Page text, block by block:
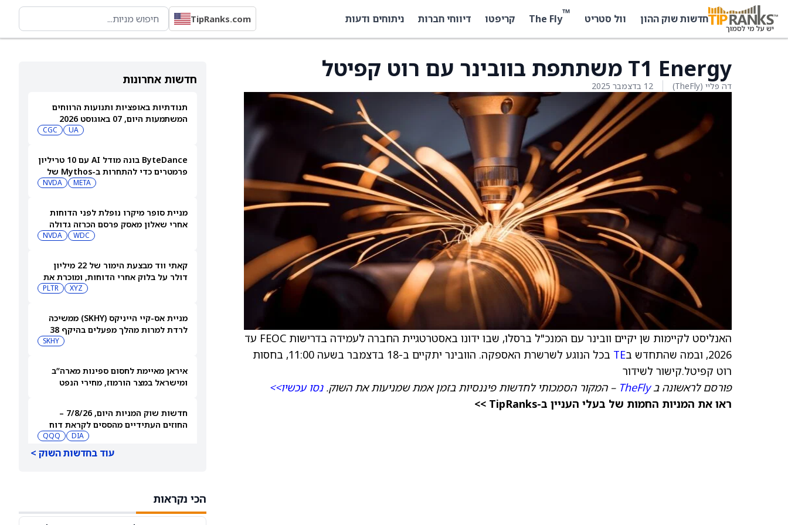
חדשות שוק ההון וול סטריט ™
The Fly קריפטו דיווחי חברות ניתוחים ודעות TipRanks.com
חדשות אחרונות
תנודתיות באופציות ותנועות הרווחים
המשתמעות היום, 07 באוגוסט 2026
UA
CGC
ByteDance בונה מודל AI עם 10 טריליון
פרמטרים כדי להתחרות ב-Mythos של
META
NVDA
מניית סופר מיקרו נופלת לפני הדוחות
אחרי שאלון מאסק פרסם הכרזה גדולה
WDC
NVDA
קאתי ווד מבצעת הימור של 22 מיליון
דולר על בלוק אחרי הדוחות, ומוכרת את
XYZ
PLTR
מניית אס-קיי הייניקס (SKHY) ממשיכה
לרדת למרות מהלך מפעלים בהיקף 38
מיליארד דולר להגדלת קיבולת השבבים
SKHY
איראן מאיימת לחסום ספינות מארה”ב
ומישראל במצר הורמוז, מחירי הנפט
חדשות שוק המניות היום, 7/8/26 –
החוזים העתידיים מהססים לקראת דוח
DIA
QQQ
מאנדיי: בעלי המניות אישרו הכפלת שכר
עוד בחדשות השוק >
הכי נקראות
T1 Energy משתתפת בוובינר עם רוט קפיטל
דה פליי (TheFly) 12 בדצמבר 2025
האנליסט לקיימות שן יקיים וובינר עם המנכ"ל ברסלו, שבו ידונו באסטרטגיית החברה לעמידה בדרישות FEOC עד
2026, ובמה שהתחדש ב
TE
בכל הנוגע לשרשרת האספקה. הוובינר יתקיים ב-18 בדצמבר בשעה 11:00, בחסות
רוט קפיטל.קישור לשידור
פורסם לראשונה בTheFly – המקור הסמכותי לחדשות פיננסיות בזמן אמת שמניעות את השוק.נסו עכשיו>>
ראו את המניות החמות של בעלי העניין ב-TipRanks >>